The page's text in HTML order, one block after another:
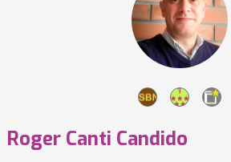
Roger Canti Candido